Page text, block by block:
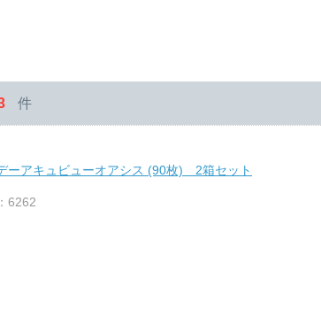
件
ーアキュビューオアシス (90枚) 2箱セット
6262